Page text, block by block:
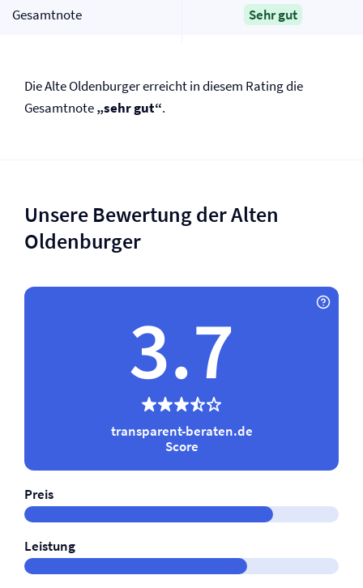
Gesamtnote Sehr gut
Die Alte Oldenburger erreicht in diesem Rating die
Gesamtnote„sehr gut“.
Unsere Bewertung der Alten
Oldenburger
3.7
transparent-beraten.de
Score
Preis
Leistung